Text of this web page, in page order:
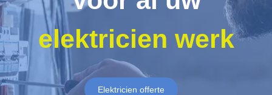
elektricien werk
Elektricien offerte